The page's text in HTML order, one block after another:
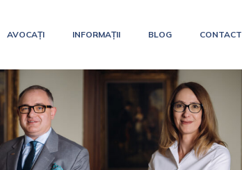
AVOCAȚI INFORMAȚII BLOG CONTACT